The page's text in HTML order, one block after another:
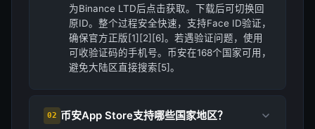
为Binance LTD后点击获取。下载后可切换回
原ID。整个过程安全快速，支持Face ID验证，
确保官方正版[1][2][6]。若遇验证问题，使用
可收验证码的手机号。币安在168个国家可用，
避免大陆区直接搜索[5]。
02 币安App Store支持哪些国家地区？